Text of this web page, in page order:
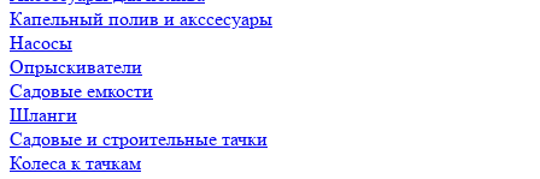
Капельный полив и акссесуары
Насосы
Опрыскиватели
Садовые емкости
Шланги
Садовые и строительные тачки
Колеса к тачкам